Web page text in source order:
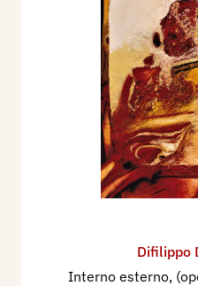
Difilippo
Interno esterno,